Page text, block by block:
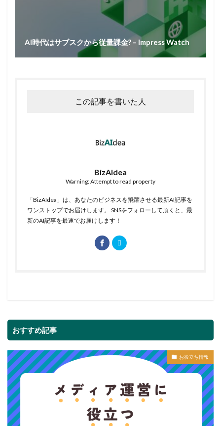
AI時代はサブスクから従量課金? – Impress Watch
この記事を書いた人
BizAIdea
Warning: Attempt to read property
「BizAIdea」は、あなたのビジネスを飛躍させる最新AI記事を
ワンストップでお届けします。 SNSをフォローして頂くと、最
新のAI記事を最速でお届けします！
おすすめ記事
お役立ち情報